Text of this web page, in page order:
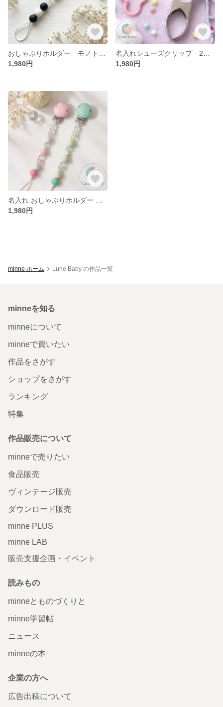
1,980円
1,980円
1,980円
minne ホーム Lune Baby の作品一覧
minneを知る
minneについて
minneで買いたい
作品をさがす
ショップをさがす
ランキング
特集
作品販売について
minneで売りたい
食品販売
ヴィンテージ販売
ダウンロード販売
minne PLUS
minne LAB
販売支援企画・イベント
読みもの
minneとものづくりと
minne学習帖
ニュース
minneの本
企業の方へ
広告出稿について